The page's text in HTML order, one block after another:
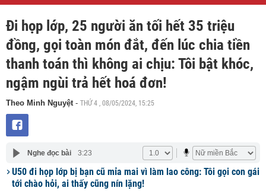
Đi họp lớp, 25 người ăn tối hết 35 triệu
đồng, gọi toàn món đắt, đến lúc chia tiền
thanh toán thì không ai chịu: Tôi bật khóc,
ngậm ngùi trả hết hoá đơn!
Theo Minh Nguyệt- THỨ 4 , 08/05/2024, 15:25
Nghe đọc bài 3:23
U50 đi họp lớp bị bạn cũ mỉa mai vì làm lao công: Tôi gọi con gái
tới chào hỏi, ai thấy cũng nín lặng!